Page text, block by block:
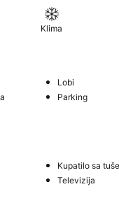
Klima
Lobi
Parking
Kupatilo sa
Televizija